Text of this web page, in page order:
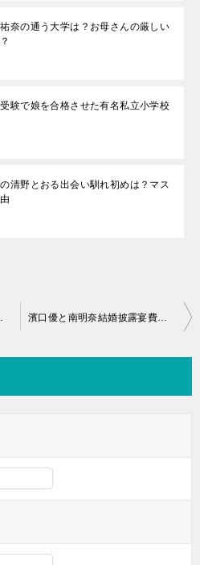
奈の通う大学は？お母さんの厳しい
験で娘を合格させた有名私立小学校
清野とおる出会い馴れ初めは？マス